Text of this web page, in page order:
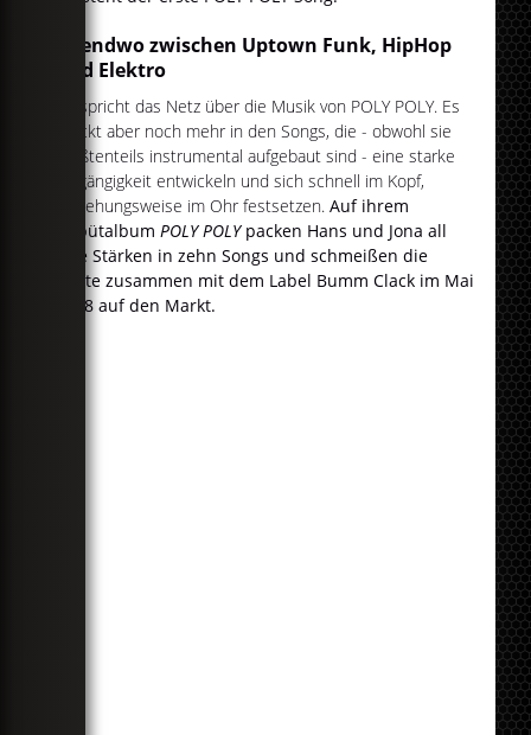
Irgendwo zwischen Uptown Funk, HipHop
und Elektro
So spricht das Netz über die Musik von POLY POLY. Es
steckt aber noch mehr in den Songs, die - obwohl sie
größtenteils instrumental aufgebaut sind - eine starke
Eingängigkeit entwickeln und sich schnell im Kopf,
beziehungsweise im Ohr festsetzen.Auf ihrem
Debütalbum POLY POLYpacken Hans und Jona all
ihre Stärken in zehn Songs und schmeißen die
Platte zusammen mit dem Label Bumm Clack im Mai
2018 auf den Markt.